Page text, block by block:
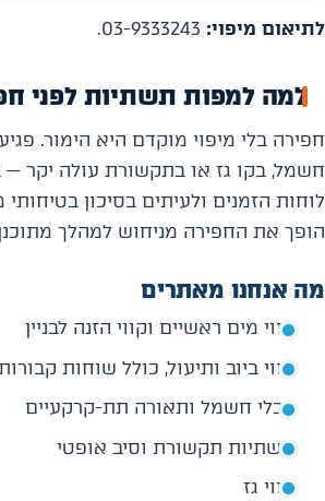
לתיאום מיפוי:
למה למפות תשתיות לפני
חפירה בלי מיפוי מוקדם היא הימור.
חשמל, בקו גז או בתקשורת עולה יקר —
לוחות הזמנים ולעיתים בסיכון
הופך את החפירה מניחוש למהלך
מה אנחנו מאתרים
קווי מים ראשיים וקווי הזנה לבניין
קווי ביוב ותיעול, כולל שוחות קבורות
כבלי חשמל ותאורה תת-קרקעיים
תשתיות תקשורת וסיב אופטי
קווי גז